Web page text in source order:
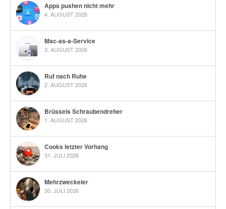
Apps pushen nicht mehr
4. AUGUST 2026
Mac-as-a-Service
3. AUGUST 2026
Ruf nach Ruhe
2. AUGUST 2026
Brüssels Schraubendreher
1. AUGUST 2026
Cooks letzter Vorhang
31. JULI 2026
Mehrzweckeier
30. JULI 2026